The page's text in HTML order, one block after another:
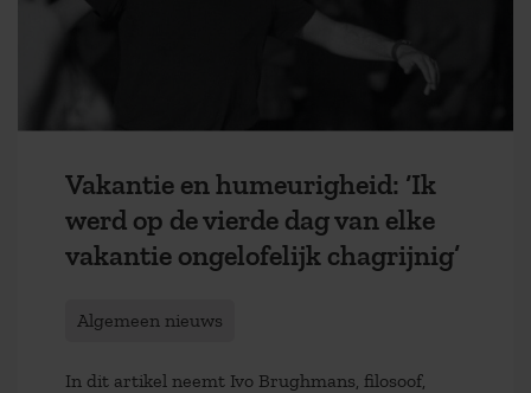
Vakantie en humeurigheid: ‘Ik
werd op de vierde dag van elke
vakantie ongelofelijk chagrijnig’
Algemeen nieuws
In dit artikel neemt Ivo Brughmans, filosoof,